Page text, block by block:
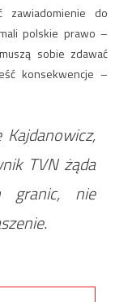
do
polskie prawo –
sobie zdawać
konsekwencje –
TVN żąda
granic, nie